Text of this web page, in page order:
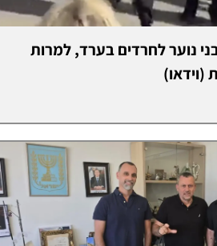
נוער לחרדים בערד, למרות
(וידאו)